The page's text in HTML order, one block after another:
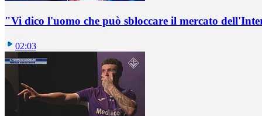
"Vi dico l'uomo che può sbloccare il mercato
02:03